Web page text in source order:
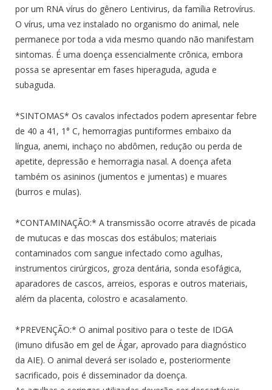
por um RNA vírus do gênero Lentivirus, da família Retrovírus.
O vírus, uma vez instalado no organismo do animal, nele
permanece por toda a vida mesmo quando não manifestam
sintomas. É uma doença essencialmente crônica, embora
possa se apresentar em fases hiperaguda, aguda e
subaguda.
*SINTOMAS* Os cavalos infectados podem apresentar febre
de 40 a 41, 1° C, hemorragias puntiformes embaixo da
língua, anemi, inchaço no abdômen, redução ou perda de
apetite, depressão e hemorragia nasal. A doença afeta
também os asininos (jumentos e jumentas) e muares
(burros e mulas).
*CONTAMINAÇÃO:* A transmissão ocorre através de picada
de mutucas e das moscas dos estábulos; materiais
contaminados com sangue infectado como agulhas,
instrumentos cirúrgicos, groza dentária, sonda esofágica,
aparadores de cascos, arreios, esporas e outros materiais,
além da placenta, colostro e acasalamento.
*PREVENÇÃO:* O animal positivo para o teste de IDGA
(imuno difusão em gel de Ágar, aprovado para diagnóstico
da AIE). O animal deverá ser isolado e, posteriormente
sacrificado, pois é disseminador da doença.